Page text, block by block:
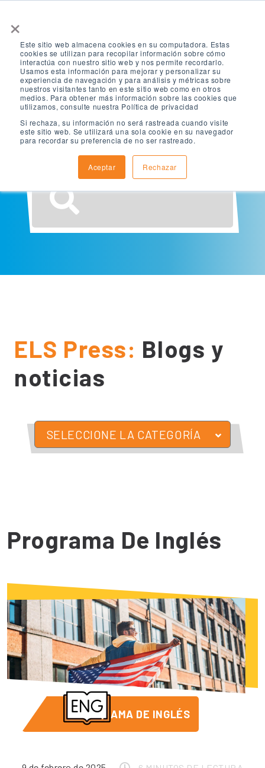
×
Este sitio web almacena cookies en su computadora. Estas
cookies se utilizan para recopilar información sobre cómo
interactúa con nuestro sitio web y nos permite recordarlo.
Usamos esta información para mejorar y personalizar su
experiencia de navegación y para análisis y métricas sobre
nuestros visitantes tanto en este sitio web como en otros
medios. Para obtener más información sobre las cookies que
utilizamos, consulte nuestra Política de privacidad
Si rechaza, su información no será rastreada cuando visite
este sitio web. Se utilizará una sola cookie en su navegador
para recordar su preferencia de no ser rastreado.
Aceptar Rechazar
¿Qué estás
buscando?
ELS Press: Blogs y
noticias
SELECCIONE LA CATEGORÍA
Programa De Inglés
PROGRAMA DE INGLÉS